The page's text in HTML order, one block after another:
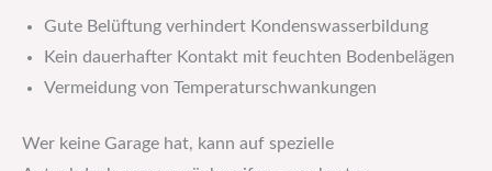
Gute Belüftung verhindert Kondenswasserbildung
Kein dauerhafter Kontakt mit feuchten Bodenbelägen
Vermeidung von Temperaturschwankungen
Wer keine Garage hat, kann auf spezielle